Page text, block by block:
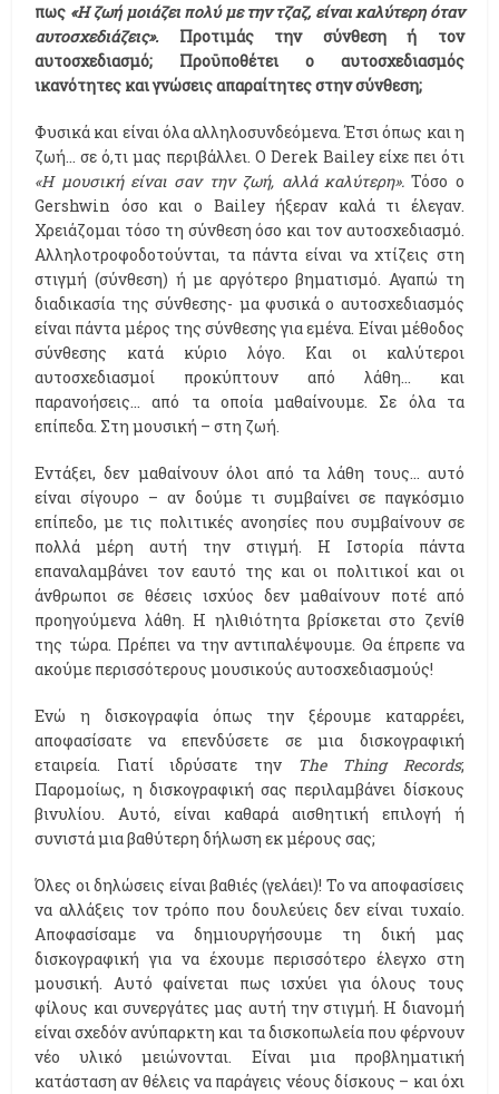
πως «Η ζωή μοιάζει πολύ με την τζαζ, είναι καλύτερη όταν
αυτοσχεδιάζεις». Προτιμάς την σύνθεση ή τον
αυτοσχεδιασμό; Προϋποθέτει ο αυτοσχεδιασμός
ικανότητες και γνώσεις απαραίτητες στην σύνθεση;
Φυσικά και είναι όλα αλληλοσυνδεόμενα. Έτσι όπως και η
ζωή… σε ό,τι μας περιβάλλει. Ο Derek Bailey είχε πει ότι
«Η μουσική είναι σαν την ζωή, αλλά καλύτερη». Τόσο ο
Gershwin όσο και ο Bailey ήξεραν καλά τι έλεγαν.
Χρειάζομαι τόσο τη σύνθεση όσο και τον αυτοσχεδιασμό.
Αλληλοτροφοδοτούνται, τα πάντα είναι να χτίζεις στη
στιγμή (σύνθεση) ή με αργότερο βηματισμό. Αγαπώ τη
διαδικασία της σύνθεσης- μα φυσικά ο αυτοσχεδιασμός
είναι πάντα μέρος της σύνθεσης για εμένα. Είναι μέθοδος
σύνθεσης κατά κύριο λόγο. Και οι καλύτεροι
αυτοσχεδιασμοί προκύπτουν από λάθη… και
παρανοήσεις… από τα οποία μαθαίνουμε. Σε όλα τα
επίπεδα. Στη μουσική – στη ζωή.
Εντάξει, δεν μαθαίνουν όλοι από τα λάθη τους… αυτό
είναι σίγουρο – αν δούμε τι συμβαίνει σε παγκόσμιο
επίπεδο, με τις πολιτικές ανοησίες που συμβαίνουν σε
πολλά μέρη αυτή την στιγμή. Η Ιστορία πάντα
επαναλαμβάνει τον εαυτό της και οι πολιτικοί και οι
άνθρωποι σε θέσεις ισχύος δεν μαθαίνουν ποτέ από
προηγούμενα λάθη. Η ηλιθιότητα βρίσκεται στο ζενίθ
της τώρα. Πρέπει να την αντιπαλέψουμε. Θα έπρεπε να
ακούμε περισσότερους μουσικούς αυτοσχεδιασμούς!
Ενώ η δισκογραφία όπως την ξέρουμε καταρρέει,
αποφασίσατε να επενδύσετε σε μια δισκογραφική
εταιρεία. Γιατί ιδρύσατε την
The Thing Records;
Παρομοίως, η δισκογραφική σας περιλαμβάνει δίσκους
βινυλίου. Αυτό, είναι καθαρά αισθητική επιλογή ή
συνιστά μια βαθύτερη δήλωση εκ μέρους σας;
Όλες οι δηλώσεις είναι βαθιές (γελάει)! Το να αποφασίσεις
να αλλάξεις τον τρόπο που δουλεύεις δεν είναι τυχαίο.
Αποφασίσαμε να δημιουργήσουμε τη δική μας
δισκογραφική για να έχουμε περισσότερο έλεγχο στη
μουσική. Αυτό φαίνεται πως ισχύει για όλους τους
φίλους και συνεργάτες μας αυτή την στιγμή. Η διανομή
είναι σχεδόν ανύπαρκτη και τα δισκοπωλεία που φέρνουν
νέο υλικό μειώνονται. Είναι μια προβληματική
κατάσταση αν θέλεις να παράγεις νέους δίσκους – και όχι